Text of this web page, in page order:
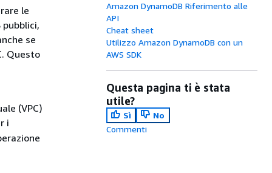
le
se
Questo
(VPC)
i
Amazon DynamoDB Riferimento alle
API
Cheat sheet
Utilizzo Amazon DynamoDB con un
AWS SDK
Questa pagina ti è stata
utile?
Sì
No
Commenti